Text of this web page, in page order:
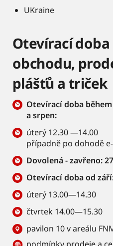
UKraine
Otevírací doba
obchodu,
plášťů a triček
Otevírací doba
a srpen:
úterý 12.30 —14.00
případně po dohodě
Dovolená - zavřeno:
Otevírací doba od
úterý 13.00—14.30
čtvrtek 14.00—15.30
pavilon 10 v areálu